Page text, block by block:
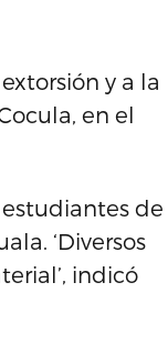
y a la
en el
de
‘Diversos
indicó